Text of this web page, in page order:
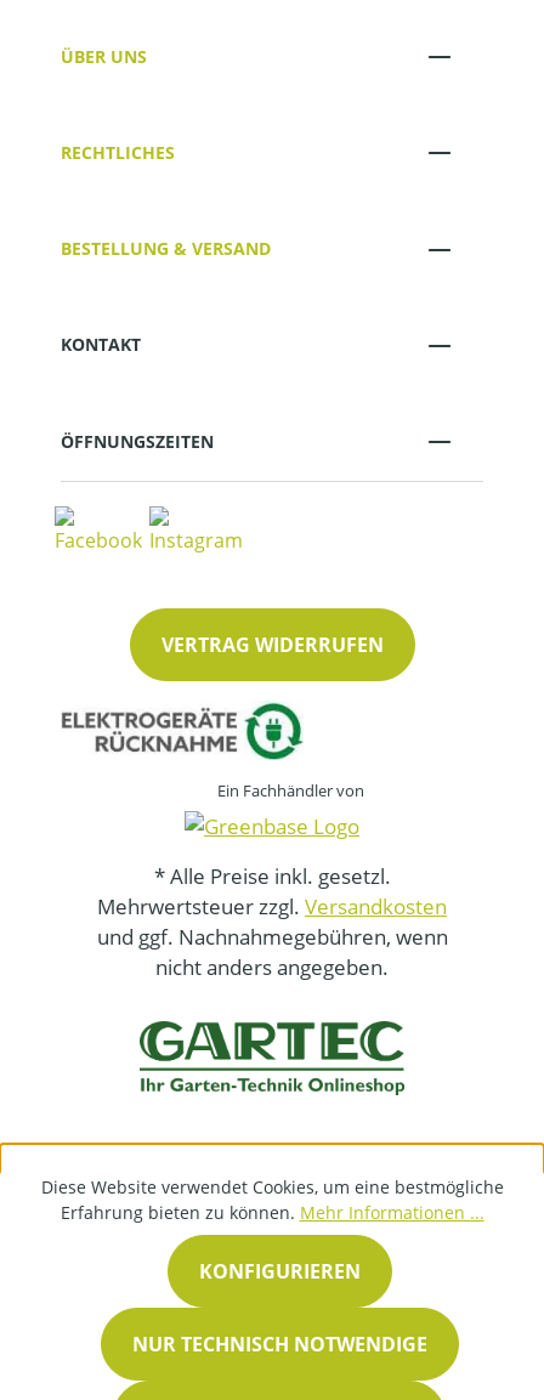
ÜBER UNS
RECHTLICHES
BESTELLUNG & VERSAND
KONTAKT
ÖFFNUNGSZEITEN
VERTRAG WIDERRUFEN
Ein Fachhändler von
* Alle Preise inkl. gesetzl.
Mehrwertsteuer zzgl. Versandkosten
und ggf. Nachnahmegebühren, wenn
nicht anders angegeben.
Diese Website verwendet Cookies, um eine bestmögliche
Erfahrung bieten zu können. Mehr Informationen ...
NUR TECHNISCH NOTWENDIGE
KONFIGURIEREN